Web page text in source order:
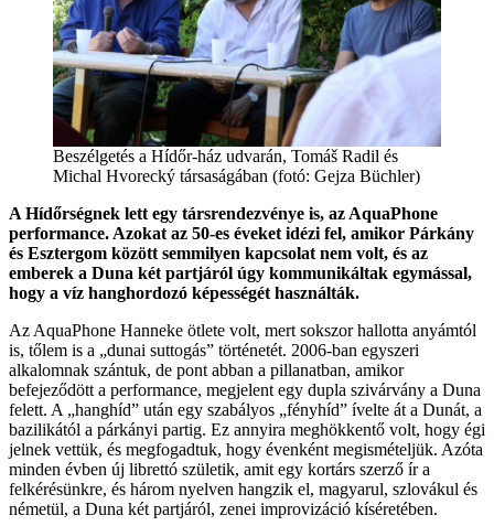
Beszélgetés a Hídőr-ház udvarán, Tomáš Radil és
Michal Hvorecký társaságában (fotó: Gejza Büchler)
A Hídőrségnek lett egy társrendezvénye is, az AquaPhone
performance. Azokat az 50-es éveket idézi fel, amikor Párkány
és Esztergom között semmilyen kapcsolat nem volt, és az
emberek a Duna két partjáról úgy kommunikáltak egymással,
hogy a víz hanghordozó képességét használták.
Az AquaPhone Hanneke ötlete volt, mert sokszor hallotta anyámtól
is, tőlem is a „dunai suttogás” történetét. 2006-ban egyszeri
alkalomnak szántuk, de pont abban a pillanatban, amikor
befejeződött a performance, megjelent egy dupla szivárvány a Duna
felett. A „hanghíd” után egy szabályos „fényhíd” ívelte át a Dunát, a
bazilikától a párkányi partig. Ez annyira meghökkentő volt, hogy égi
jelnek vettük, és megfogadtuk, hogy évenként megismételjük. Azóta
minden évben új librettó születik, amit egy kortárs szerző ír a
felkérésünkre, és három nyelven hangzik el, magyarul, szlovákul és
németül, a Duna két partjáról, zenei improvizáció kíséretében.